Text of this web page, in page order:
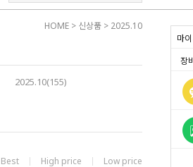
마
장
HOME > 신상품 > 2025.10
2025.10(155)
Best High price Low price